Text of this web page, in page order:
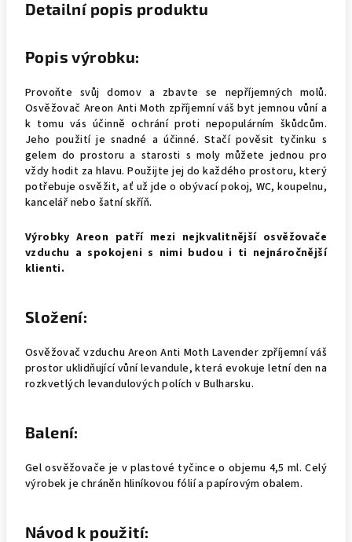
Detailní popis produktu
Popis výrobku:
Provoňte svůj domov a zbavte se nepříjemných molů.
Osvěžovač Areon Anti Moth zpříjemní váš byt jemnou vůní a
k tomu vás účinně ochrání proti nepopulárním škůdcům.
Jeho použití je snadné a účinné. Stačí pověsit tyčinku s
gelem do prostoru a starosti s moly můžete jednou pro
vždy hodit za hlavu. Použijte jej do každého prostoru, který
potřebuje osvěžit, ať už jde o obývací pokoj, WC, koupelnu,
kancelář nebo šatní skříň.
Výrobky Areon patří mezi nejkvalitnější osvěžovače
vzduchu a spokojeni s nimi budou i ti nejnáročnější
klienti.
Složení:
Osvěžovač vzduchu Areon Anti Moth Lavender zpříjemní váš
prostor uklidňující vůní levandule, která evokuje letní den na
rozkvetlých levandulových polích v Bulharsku.
Balení:
Gel osvěžovače je v plastové tyčince o objemu 4,5 ml. Celý
výrobek je chráněn hliníkovou fólií a papírovým obalem.
Návod k použití: